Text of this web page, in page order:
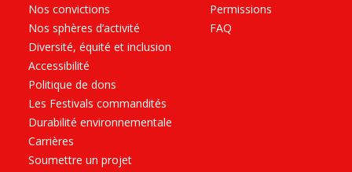
Nos convictions
Nos sphères d’activité
Diversité, équité et inclusion
Accessibilité
Politique de dons
Les Festivals commandités
Durabilité environnementale
Carrières
Soumettre un projet
Permissions
FAQ